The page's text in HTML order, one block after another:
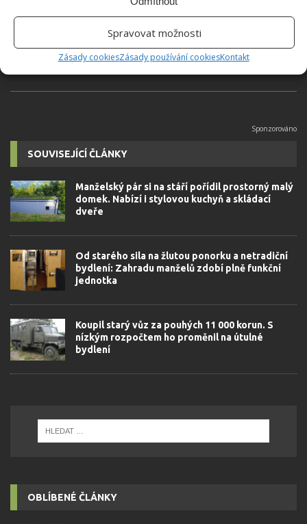
Spravovat možnosti
Zásady cookiesZásady používání cookiesKontakt
univerzity, který je již od malička
velkým kutilem. V podstatě vše, co je
SOUVISEJÍCÍ ČLÁNKY
Manželský pár si na stáří pořídil prostorný malý
domek. Nabízí i stylovou kuchyň a skládací
dveře
Od starého sila na žlutou ponorku a netradiční
bydlení: Zahradu manželů zdobí plně funkční
jednotka
Koupil starý vůz za pouhých 11 000 korun. S
nízkým rozpočtem ho proměnil na útulné
bydlení
OBLÍBENÉ ČLÁNKY